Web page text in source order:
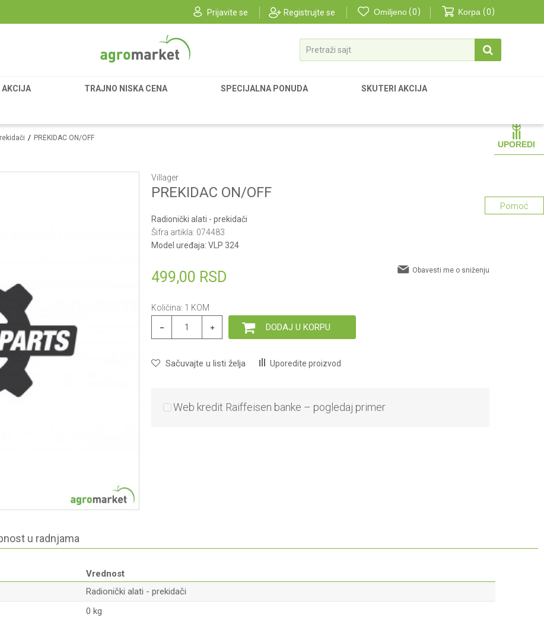
Prijavite se Registrujte se Omiljeno 0 Korpa 0
Pretraži sajt
AKCIJA TRAJNO NISKA CENA SPECIJALNA PONUDA SKUTERI AKCIJA
UPOREDI
PREKIDAC ON/OFF
Villager
PREKIDAC ON/OFF
Radionički alati - prekidači
Šifra artikla: 074483
Model uređaja: VLP 324
499,00 RSD Obavesti me o sniženju
Količina: 1 KOM
DODAJ U KORPU
Sačuvajte u listi želja Uporedite proizvod
Web kredit Raiffeisen banke – pogledaj primer
Pomoć
u radnjama
Vrednost
Radionički alati - prekidači
0 kg